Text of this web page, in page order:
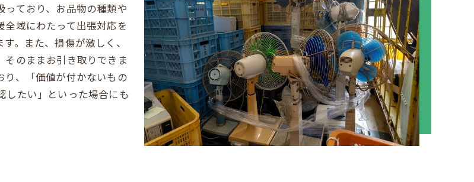
ており、お品物の種類や
域にわたって出張対応を
。また、損傷が激しく、
のままお引き取りできま
り、「価値が付かないもの
したい」といった場合にも